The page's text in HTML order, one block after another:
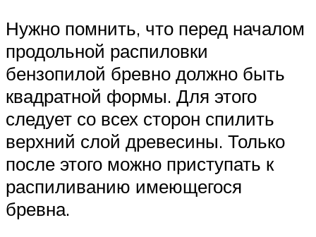
Нужно помнить, что перед началом
продольной распиловки
бензопилой бревно должно быть
квадратной формы. Для этого
следует со всех сторон спилить
верхний слой древесины. Только
после этого можно приступать к
распиливанию имеющегося
бревна.